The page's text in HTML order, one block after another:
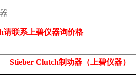
请联系上碧仪器询价格
Stieber Clutch制动器（上碧仪器）